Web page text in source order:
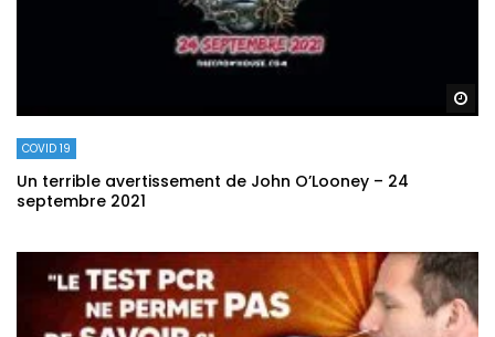
COVID 19
Un terrible avertissement de John O’Looney – 24
septembre 2021